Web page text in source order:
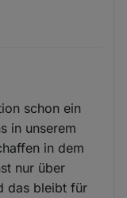
schon ein
in unserem
in dem
nur über
das bleibt für